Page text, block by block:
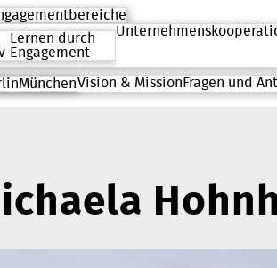
Lernen durch
Engagement
MünchenVision & Mission Fragen und